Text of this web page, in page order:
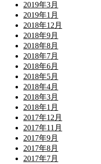
2019年3月
2019年1月
2018年12月
2018年9月
2018年8月
2018年7月
2018年6月
2018年5月
2018年4月
2018年3月
2018年1月
2017年12月
2017年11月
2017年9月
2017年8月
2017年7月